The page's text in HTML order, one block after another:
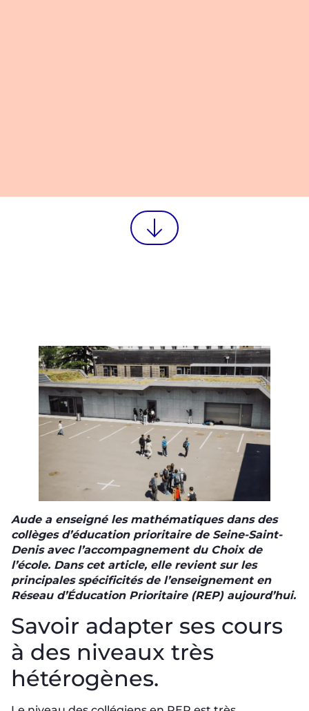
Aude a enseigné les mathématiques dans des
collèges d’éducation prioritaire de Seine-Saint-
Denis avec l’accompagnement du Choix de
l’école. Dans cet article, elle revient sur les
principales spécificités de l’enseignement en
Réseau d’Éducation Prioritaire (REP) aujourd’hui.
Savoir adapter ses cours
à des niveaux très
hétérogènes.